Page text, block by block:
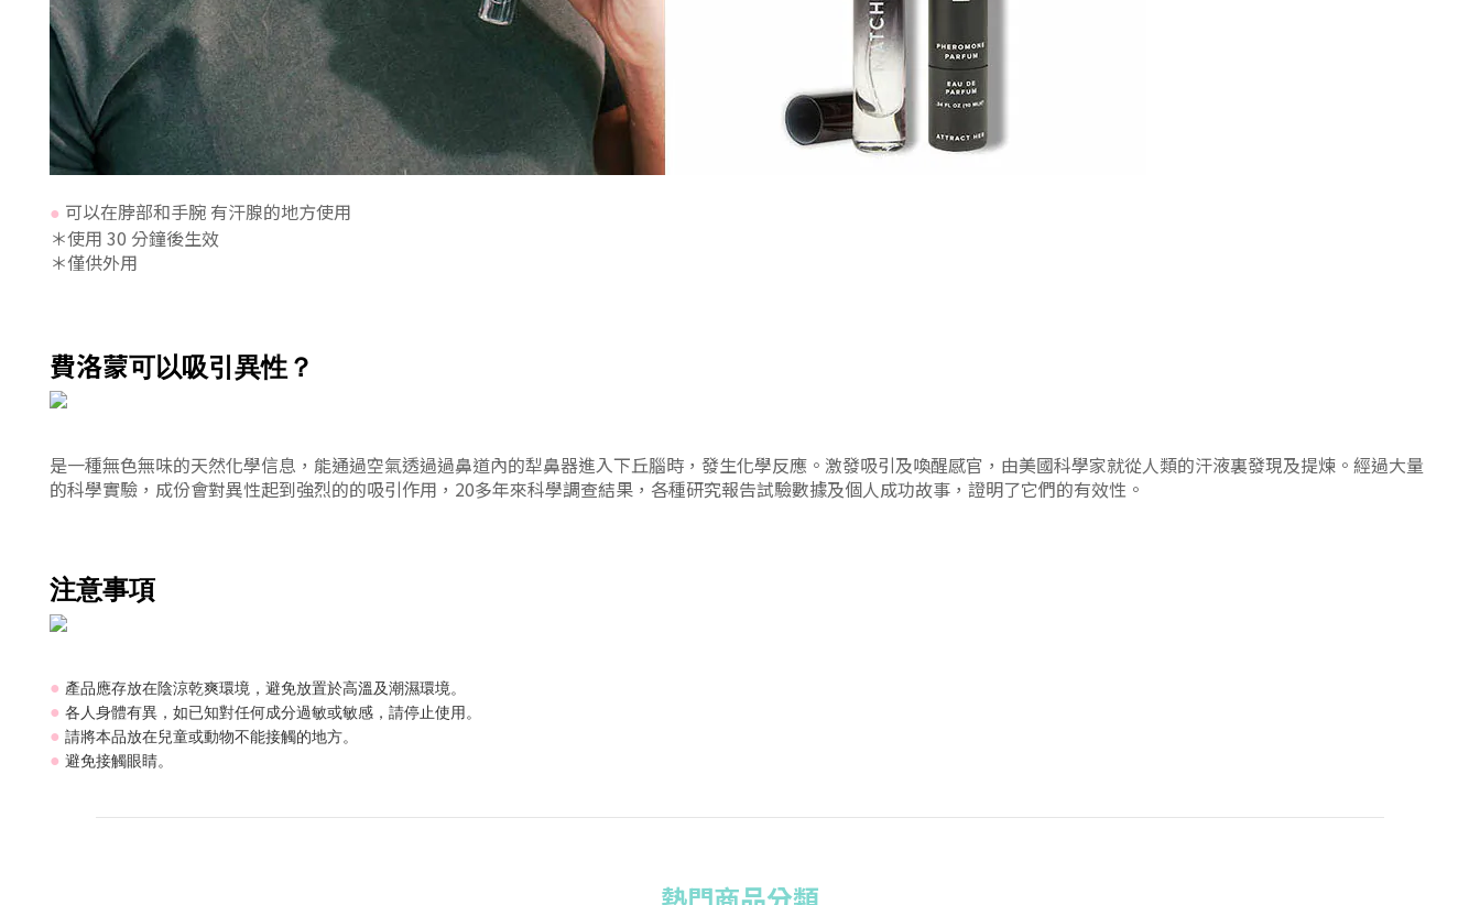
● 可以在脖部和手腕 有汗腺的地方使用
＊使用 30 分鐘後生效
＊僅供外用
費洛蒙可以吸引異性？
是一種無色無味的天然化學信息，能通過空氣透過過鼻道內的犁鼻器進入下丘腦時，發生化學反應。激發吸引及喚醒感官，由美國科學家就從人類的汗液裏發現及提煉。經過大量
的科學實驗，成份會對異性起到強烈的的吸引作用，20多年來科學調查結果， 各種研究報告試驗數據及個人成功故事，證明了它們的有效性。
注意事項
● 產品應存放在陰涼乾爽環境，避免放置於高溫及潮濕環境。
● 各人身體有異，如已知對任何成分過敏或敏感，請停止使用。
● 請將本品放在兒童或動物不能接觸的地方。
● 避免接觸眼睛。